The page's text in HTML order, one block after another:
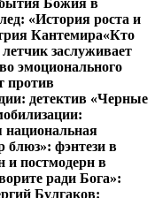
бытия Божия в
«История роста и
Кантемира«Кто
заслуживает
эмоционального
против
детектив «Черные
национальная
блюз»: фэнтези в
и постмодерн в
ради Бога»:
Булгаков: